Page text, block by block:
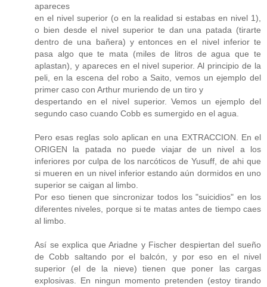
apareces
en el nivel superior (o en la realidad si estabas en nivel 1),
o bien desde el nivel superior te dan una patada (tirarte
dentro de una bañera) y entonces en el nivel inferior te
pasa algo que te mata (miles de litros de agua que te
aplastan), y apareces en el nivel superior. Al principio de la
peli, en la escena del robo a Saito, vemos un ejemplo del
primer caso con Arthur muriendo de un tiro y
despertando en el nivel superior. Vemos un ejemplo del
segundo caso cuando Cobb es sumergido en el agua.
Pero esas reglas solo aplican en una EXTRACCION. En el
ORIGEN la patada no puede viajar de un nivel a los
inferiores por culpa de los narcóticos de Yusuff, de ahi que
si mueren en un nivel inferior estando aún dormidos en uno
superior se caigan al limbo.
Por eso tienen que sincronizar todos los "suicidios" en los
diferentes niveles, porque si te matas antes de tiempo caes
al limbo.
Así se explica que Ariadne y Fischer despiertan del sueño
de Cobb saltando por el balcón, y por eso en el nivel
superior (el de la nieve) tienen que poner las cargas
explosivas. En ningun momento pretenden (estoy tirando